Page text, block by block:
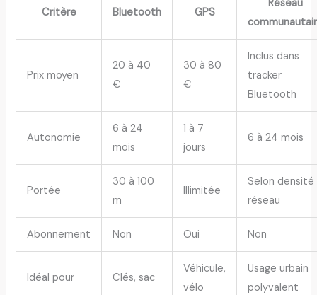
Critère Bluetooth GPS
Réseau
Prix moyen
20 à 40
€
30 à 80
€
Inclus dans
tracker
Bluetooth
Autonomie
6 à 24
mois
1 à 7
jours
6 à 24 mois
Portée
30 à 100
m
Illimitée
Selon densité
réseau
Abonnement Non Oui Non
Idéal pour Clés, sac
Véhicule,
vélo
Usage urbain
polyvalent